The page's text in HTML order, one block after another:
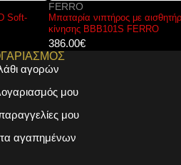
FERRO
Μπαταρία νιπτήρος εντοιχισμού
ALGEO BAG3PA18 FERRO
146.00€
αγορών
μου
μου
αγαπημένων